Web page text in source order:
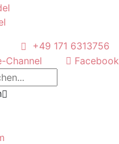
+49 171 6313756
Channel
Facebook